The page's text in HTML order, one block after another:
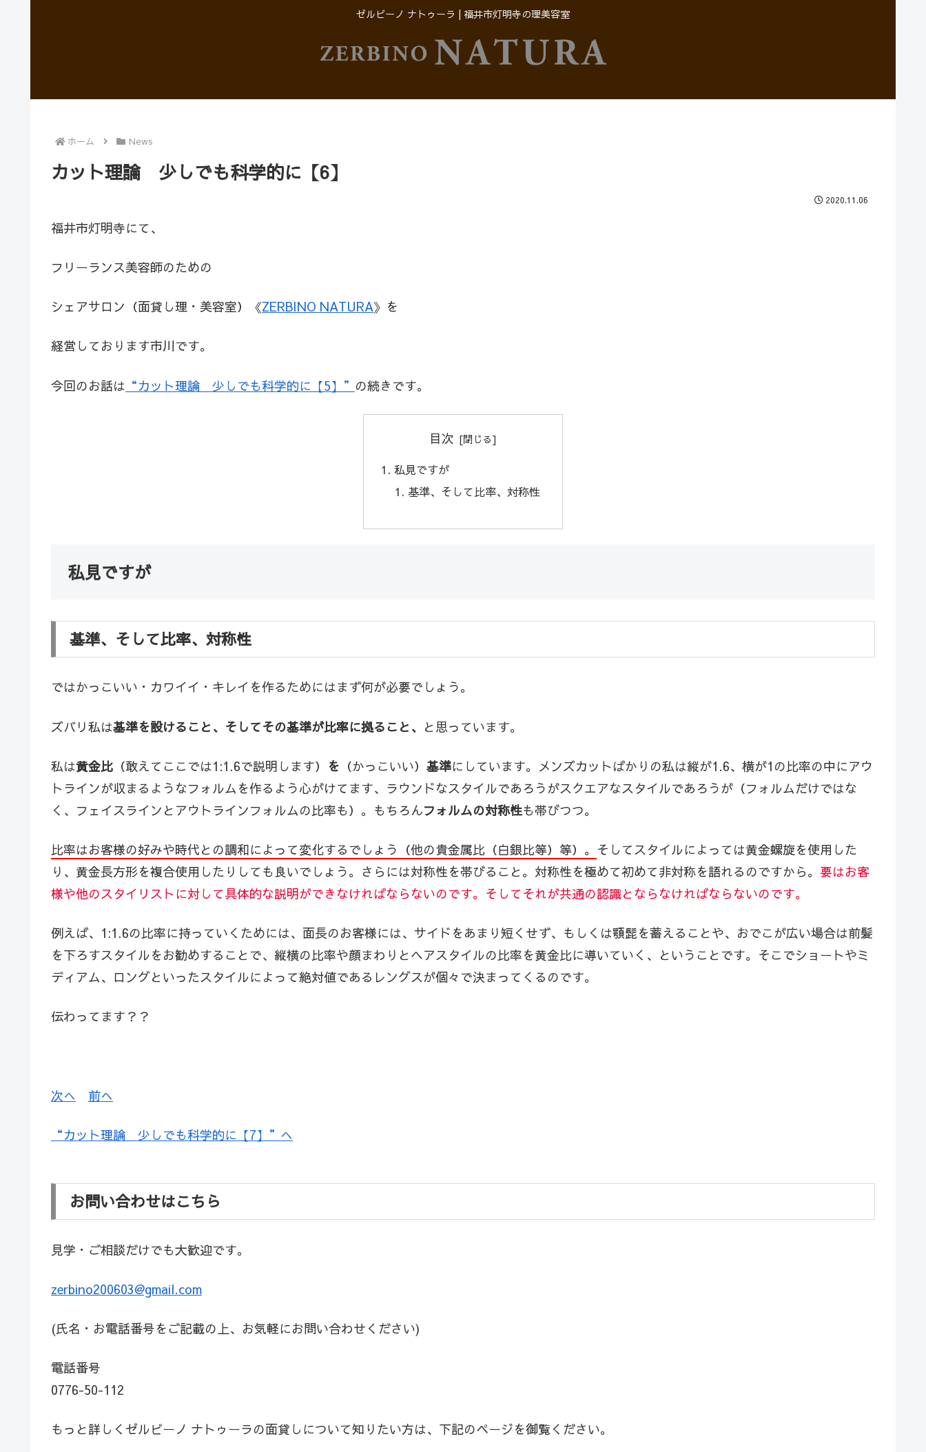
ゼルビーノ ナトゥーラ | 福井市灯明寺の理美容室
ホーム News
カット理論 少しでも科学的に【6】
2020.11.06
福井市灯明寺にて、
フリーランス美容師のための
シェアサロン（面貸し理・美容室）《ZERBINO NATURA》を
経営しております市川です。
今回のお話は “カット理論 少しでも科学的に【5】” の続きです。
目次
私見ですが
基準、そして比率、対称性
私見ですが
基準、そして比率、対称性
ではかっこいい・カワイイ・キレイを作るためにはまず何が必要でしょう。
ズバリ私は基準を設けること、そしてその基準が比率に拠ること、 と思っています。
私は黄金比 （敢えてここでは1:1.6で説明します） を （かっこいい） 基準にしています。メンズカットばかりの私は縦が1.6、横が1の比率の中にアウ
トラインが収まるようなフォルムを作るよう心がけてます、ラウンドなスタイルであろうがスクエアなスタイルであろうが（フォルムだけではな
く、フェイスラインとアウトラインフォルムの比率も）。もちろんフォルムの対称性も帯びつつ。
比率はお客様の好みや時代との調和によって変化するでしょう（他の貴金属比（白銀比等）等）。 そしてスタイルによっては黄金螺旋を使用した
り、黄金長方形を複合使用したりしても良いでしょう。さらには対称性を帯びること。対称性を極めて初めて非対称を語れるのですから。 要はお客
様や他のスタイリストに対して具体的な説明ができなければならないのです。そしてそれが共通の認識とならなければならないのです。
例えば、1:1.6の比率に持っていくためには、面長のお客様には、サイドをあまり短くせず、もしくは顎髭を蓄えることや、おでこが広い場合は前髪
を下ろすスタイルをお勧めすることで、縦横の比率や顔まわりとヘアスタイルの比率を黄金比に導いていく、ということです。そこでショートやミ
ディアム、ロングといったスタイルによって絶対値であるレングスが個々で決まってくるのです。
伝わってます？？
次へ 前へ
“カット理論 少しでも科学的に【7】”へ
お問い合わせはこちら
見学・ご相談だけでも大歓迎です。
zerbino200603@gmail.com
(氏名・お電話番号をご記載の上、お気軽にお問い合わせください)
電話番号
0776-50-112
もっと詳しくゼルビーノ ナトゥーラの面貸しについて知りたい方は、下記のページを御覧ください。